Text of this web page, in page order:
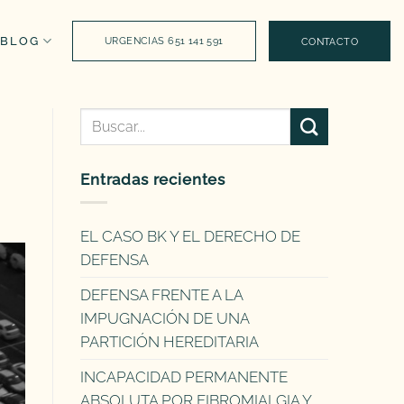
BLOG URGENCIAS 651 141 591 CONTACTO
Entradas recientes
EL CASO BK Y EL DERECHO DE
DEFENSA
DEFENSA FRENTE A LA
IMPUGNACIÓN DE UNA
PARTICIÓN HEREDITARIA
INCAPACIDAD PERMANENTE